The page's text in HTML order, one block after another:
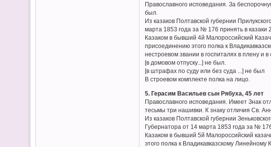
Православного исповедания. За
был.
Из казаков Полтавской губернии
марта 1853 года за № 176 принять в казаки
Казаком в бывший 4й Малороссийский
присоединению этого полка к
нестроевом звании в госпиталях в плену и в
[в домовом отпуску...] не был.
[в штрафах по суду или без суда ...] не был
В строевом комплекте полка на лицо.
5. Герасим Васильев сын Рябуха, 45 лет
Православного исповедания. Имеет Знак
тесьмы три нашивки. К знаку отличия Св.
Из казаков Полтавской губернии
Губернатора от 14 марта 1853 года за №
Казаком в бывший 5й Малороссийский
этого полка к Владикавказскому